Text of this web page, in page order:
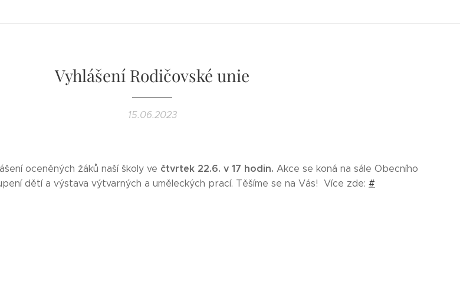
Vyhlášení Rodičovské unie
15.06.2023
oceněných žáků naší školy ve čtvrtek 22.6. v 17 hodin. Akce se koná na sále Obecního
dětí a výstava výtvarných a uměleckých prací. Těšíme se na Vás! Více zde: #